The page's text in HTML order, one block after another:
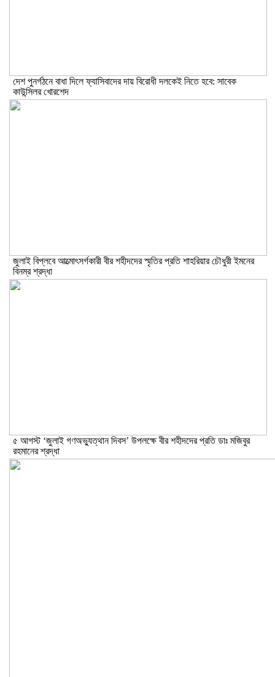
দেশ পুনর্গঠনে বাধা দিলে ফ্যাসিবাদের দায় বিরোধী দলকেই নিতে হবে: সাবেক
কাউন্সিলর খোরশেদ
জুলাই বিপ্লবে আত্মোৎসর্গকারী বীর শহীদদের স্মৃতির প্রতি শাহরিয়ার চৌধুরী ইমনের
বিনম্র শ্রদ্ধা
৫ আগস্ট ‘জুলাই গণঅভ্যুত্থান দিবস’ উপলক্ষে বীর শহীদদের প্রতি ডাঃ মজিবুর
রহমানের শ্রদ্ধা